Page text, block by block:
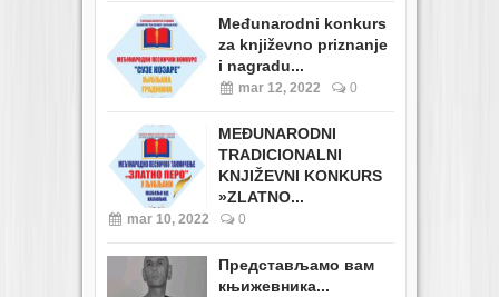
Međunarodni konkurs
za književno priznanje
i nagradu...
mar 12, 2022 0
MEĐUNARODNI
TRADICIONALNI
KNJIŽEVNI KONKURS
»ZLATNO...
mar 10, 2022 0
Представљамо вам
књижевника...